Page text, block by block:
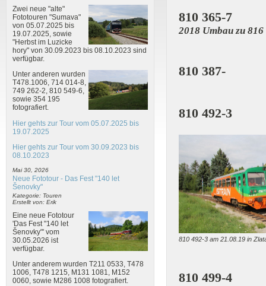
Zwei neue "alte"
Fototouren "Sumava"
von 05.07.2025 bis
19.07.2025, sowie
"Herbst im Luzicke
hory" von 30.09.2023 bis 08.10.2023 sind
verfügbar.
Unter anderen wurden
T478.1006, 714 014-8,
749 262-2, 810 549-6,
sowie 354 195
fotografiert.
Hier gehts zur Tour vom 05.07.2025 bis
19.07.2025
Hier gehts zur Tour vom 30.09.2023 bis
08.10.2023
Mai 30, 2026
Neue Fototour - Das Fest "140 let
Šenovky"
Kategorie: Touren
Erstellt von: Erik
Eine neue Fototour
'Das Fest "140 let
Šenovky"' vom
30.05.2026 ist
verfügbar.
Unter anderem wurden T211 0533, T478
1006, T478 1215, M131 1081, M152
0060, sowie M286 1008 fotografiert.
810 365-7
2018 Umbau zu 816
810 387-
810 492-3
810 492-3 am 21.08.19 in
810 499-4